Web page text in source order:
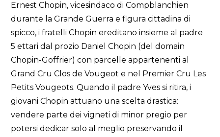
Ernest Chopin, vicesindaco di Compblanchien
durante la Grande Guerra e figura cittadina di
spicco, i fratelli Chopin ereditano insieme al padre
5 ettari dal prozio Daniel Chopin (del domain
Chopin-Goffrier) con parcelle appartenenti al
Grand Cru Clos de Vougeot e nel Premier Cru Les
Petits Vougeots. Quando il padre Yves si ritira, i
giovani Chopin attuano una scelta drastica:
vendere parte dei vigneti di minor pregio per
potersi dedicar solo al meglio preservando il